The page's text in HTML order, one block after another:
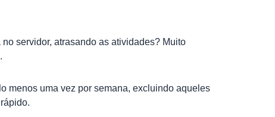
servidor, atrasando as atividades? Muito
menos uma vez por semana, excluindo aqueles